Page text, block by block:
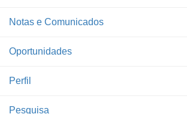
Notas e Comunicados
Oportunidades
Perfil
Pesquisa